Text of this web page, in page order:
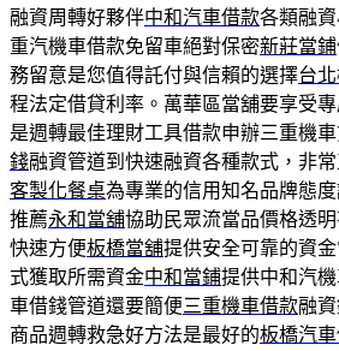
融資周轉好夥伴中和汽車借款各類融
重汽機車借款免留車絕對保密新莊當鋪
務留意是您值得託付與信賴的選擇台
程法定借貸利率。萬華區當舖要享受
是週轉最佳理財工具借款申辦三重機
錢融資管道到快速融資各種款式，非
客製化餐桌為專業的信用知名品牌態
推薦永和當舖協助民眾流當品價格透
快速方便板橋當舖提供安全可靠的資
式獲取所需資金中和當鋪提供中和汽
車借錢管道還要簡便三重機車借款融
商品週轉救急好方法是最好的板橋汽